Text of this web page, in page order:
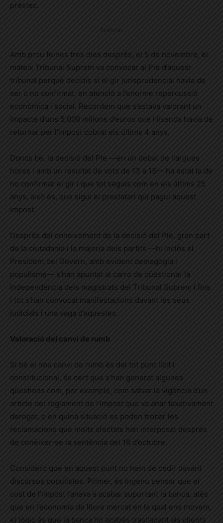
préstec.
Amb prou feines tres dies després, el 5 de novembre, el
mateix Tribunal Suprem va convocar al Ple d’aquest
tribunal perquè decidís si el gir jurisprudencial havia de
ser o no confirmat, en atenció a l’enorme repercussió
econòmica i social. Recordem que s’estava valorant un
impacte d’uns 5.000 milions d’euros que Hisenda havia de
retornar per l’impost cobrat els últims 4 anys.
Doncs bé, la decisió del Ple —en un debat de llargues
hores i amb un resultat de vots de 13 a 15— ha estat la de
no confirmar el gir i que tot seguís com en els últims 25
anys, això és, que sigui el prestatari qui pagui aquest
impost.
Després del coneixement de la decisió del Ple, gran part
de la ciutadania i la majoria dels partits — hi inclòs el
President del Govern, amb evident demagògia i
populisme— s’han apuntat al carro de qüestionar la
independència dels magistrats del Tribunal Suprem i fins
i tot s’han convocat manifestacions davant les seus
judicials i una vaga d’aquestes.
Valoració del canvi de rumb
Si bé el nou canvi de rumb és del tot punt lícit i
constitucional, és cert que s’han generat algunes
qüestions com, per exemple, com salvar la vigència d’un
article del reglament de l’impost que va anar taxativament
derogat, o en quina situació es poden trobar les
reclamacions que molts afectats han interposat després
de conèixer-se la sentència del 16 d’octubre.
Considero que en aquest punt no hem de cedir davant
discursos populistes. Primer, és ingenu pensar que el
cost de l’impost l’anava a acabar suportant la banca, atès
que en l’economia de lliure mercat en la qual ens movem,
el lògic és que la banca ho acabés traslladant als clients